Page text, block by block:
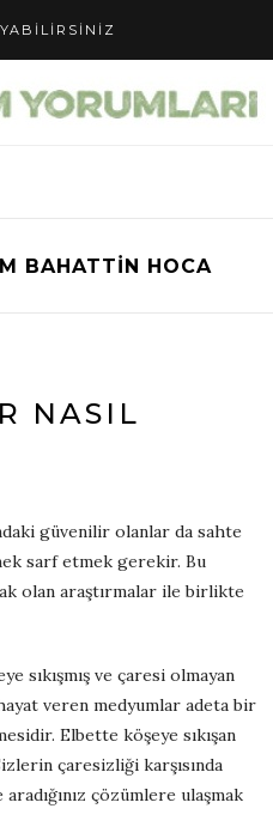
BAHATTIN HOCA
NASIL
güvenilir olanlar da sahte
sarf etmek gerekir. Bu
olan araştırmalar ile birlikte
sıkışmış ve çaresi olmayan
veren medyumlar adeta bir
Elbette köşeye sıkışan
çaresizliği karşısında
çözümlere ulaşmak